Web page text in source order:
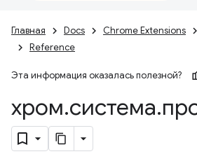
Главная Docs Chrome Extensions
Reference
Эта информация оказалась полезной?
хром.система.